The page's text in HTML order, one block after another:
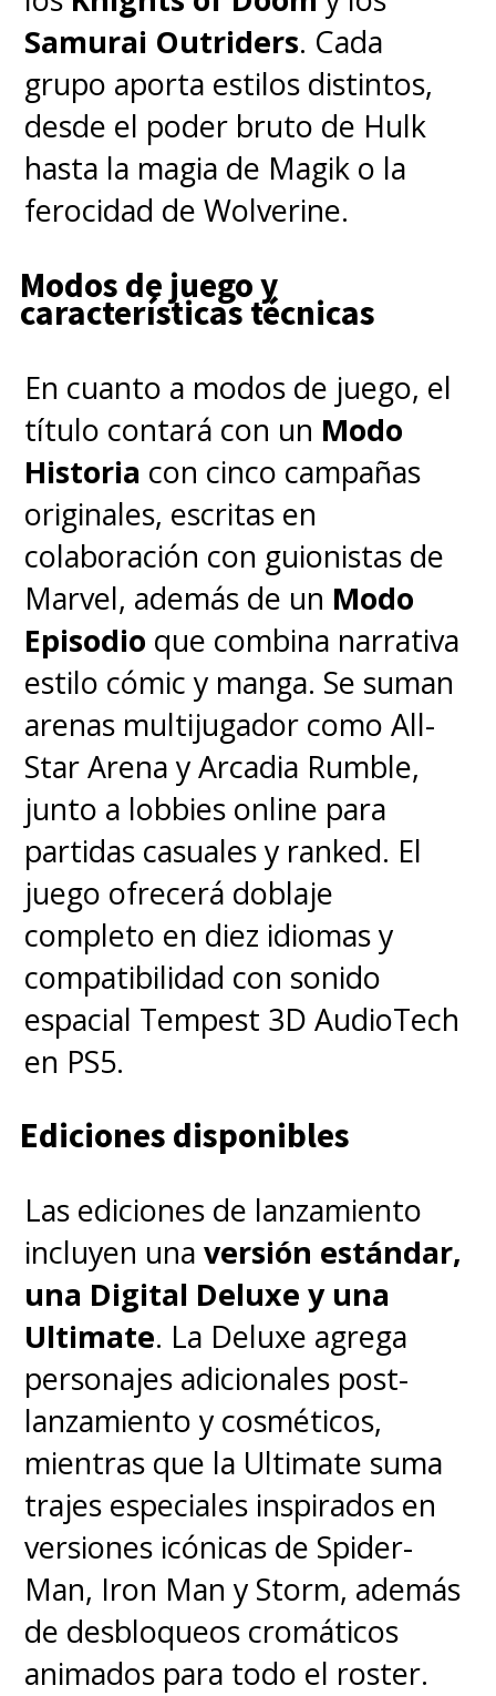
Samurai Outriders. Cada
grupo aporta estilos distintos,
desde el poder bruto de Hulk
hasta la magia de Magik o la
ferocidad de Wolverine.
Modos de juego y
características técnicas
En cuanto a modos de juego, el
título contará con un Modo
Historia con cinco campañas
originales, escritas en
colaboración con guionistas de
Marvel, además de un Modo
Episodio que combina narrativa
estilo cómic y manga. Se suman
arenas multijugador como All-
Star Arena y Arcadia Rumble,
junto a lobbies online para
partidas casuales y ranked. El
juego ofrecerá doblaje
completo en diez idiomas y
compatibilidad con sonido
espacial Tempest 3D AudioTech
en PS5.
Ediciones disponibles
Las ediciones de lanzamiento
incluyen unaversión estándar,
una Digital Deluxe y una
Ultimate. La Deluxe agrega
personajes adicionales post-
lanzamiento y cosméticos,
mientras que la Ultimate suma
trajes especiales inspirados en
versiones icónicas de Spider-
Man, Iron Man y Storm, además
de desbloqueos cromáticos
animados para todo el roster.